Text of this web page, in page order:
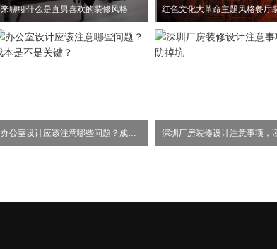
来聊聊什么是直男喜欢的装修风格 红色文化大革命主题风格餐厅
办公室设计应该注意哪些问题？成本是不是关键？